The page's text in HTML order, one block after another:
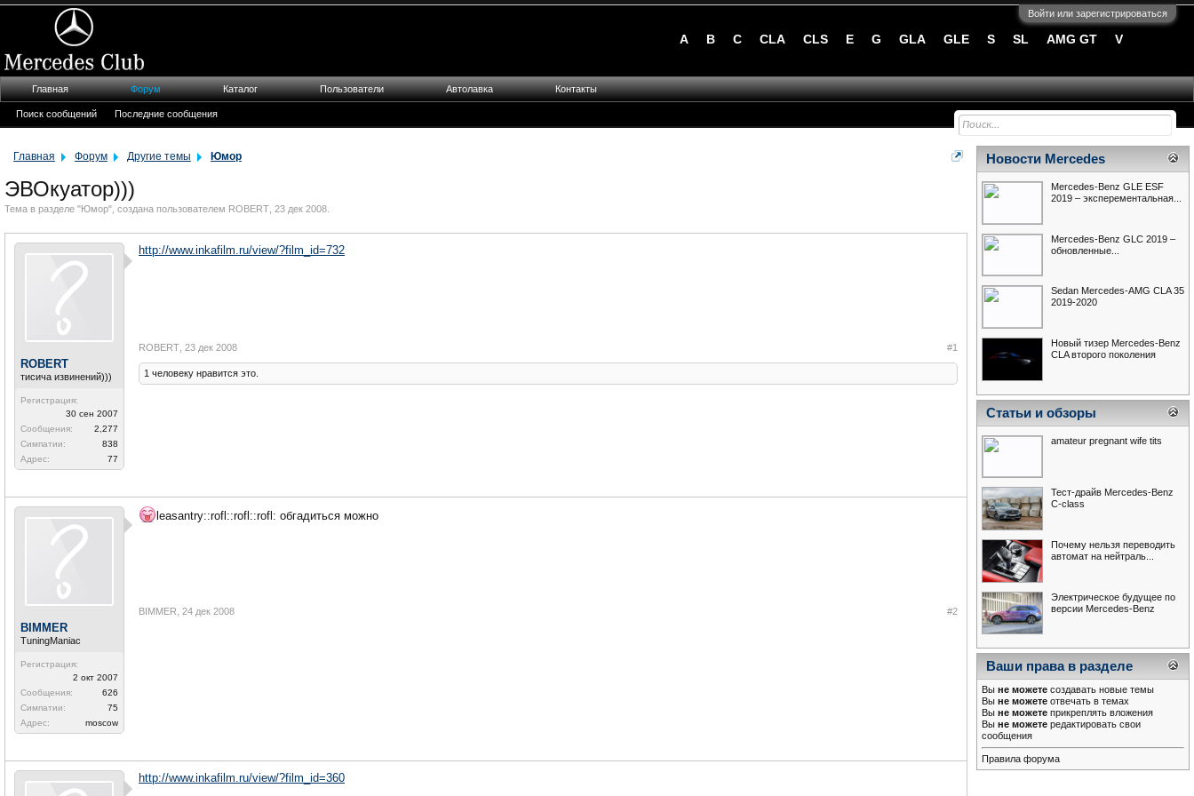
Войти или зарегистрироваться
Главная Форум Другие темы Юмор
ЭВОкуатор)))
Тема в разделе "Юмор", создана пользователем ROBERT 23 дек 2008
ROBERT
тисича извинений)))
Регистрация:
30 сен 2007
Сообщения:
2,277
Симпатии:
838
Адрес:
77
http://www.inkafilm.ru/view/?film_id=732
ROBERT 23 дек 2008 #1
1 человеку нравится это.
BIMMER
TuningManiac
Регистрация:
2 окт 2007
Сообщения:
626
Симпатии:
75
Адрес:
moscow
leasantry::rofl::rofl::rofl: обгадиться можно
BIMMER 24 дек 2008 #2
http://www.inkafilm.ru/view/?film_id=360
Новости Mercedes
Mercedes-Benz GLE ESF
2019 – эксперементальная...
Mercedes-Benz GLC 2019 –
обновленные...
Sedan Mercedes-AMG CLA 35
2019-2020
Новый тизер Mercedes-Benz
CLA второго поколения
Статьи и обзоры
amateur pregnant wife tits
Тест-драйв Mercedes-Benz
С-class
Почему нельзя переводить
автомат на нейтраль...
Электрическое будущее по
версии Mercedes-Benz
Ваши права в разделе
Вы не можете создавать новые темы
Вы не можете отвечать в темах
Вы не можете прикреплять вложения
Вы не можете редактировать свои
сообщения
Правила форума
A B C CLA CLS E G GLA GLE S SL AMG GT V
Главная Форум
Поиск сообщений Последние сообщения
Каталог Пользователи Автолавка Контакты